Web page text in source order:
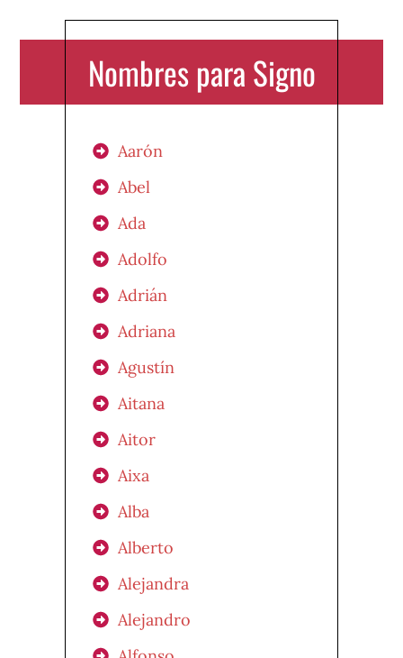
Nombres para Signo
Aarón
Abel
Ada
Adolfo
Adrián
Adriana
Agustín
Aitana
Aitor
Aixa
Alba
Alberto
Alejandra
Alejandro